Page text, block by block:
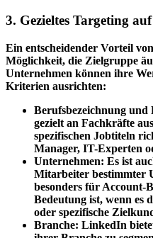
3. Gezieltes Targeting
Ein entscheidender Vorteil
Möglichkeit, die Zielgruppe
Unternehmen können ihre
Kriterien ausrichten:
Berufsbezeichnung und
gezielt an Fachkräfte
spezifischen Jobtiteln
Manager, IT-Experten
Unternehmen: Es ist
Mitarbeiter bestimmter
besonders für Account-
Bedeutung ist, wenn es
oder spezifische
Branche: LinkedIn